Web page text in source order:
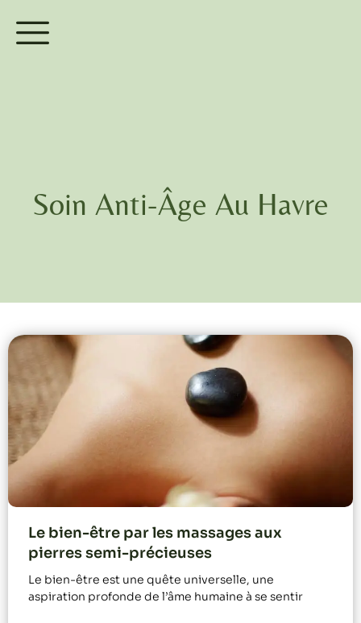
Soin Anti-Âge Au Havre
Le bien-être par les massages aux
pierres semi-précieuses
Le bien-être est une quête universelle, une
aspiration profonde de l’âme humaine à se sentir